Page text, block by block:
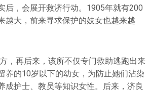
后，会展开救济行动。1905年就有200
越大，前来寻求保护的妓女也越来越
，再后来，该所不仅专门救助逃跑出来
养的10岁以下的幼女，为防止她们沾染
护士、教员等知识女性。后来，济良